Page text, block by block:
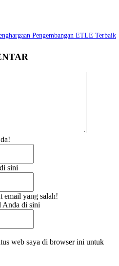
Pengembangan ETLE Terbaik
sini
email yang salah!
Anda di sini
web saya di browser ini untuk